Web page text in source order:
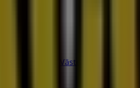
VASTERAS, Västerås